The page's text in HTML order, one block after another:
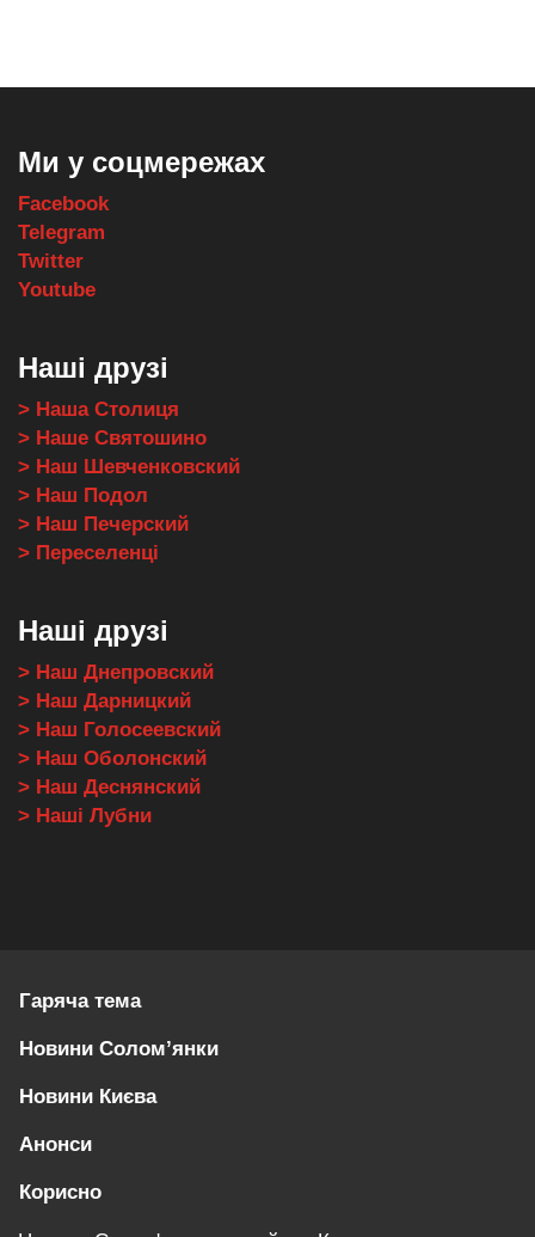
Ми у соцмережах
Facebook
Telegram
Twitter
Youtube
Наші друзі
> Наша Столиця
> Наше Святошино
> Наш Шевченковский
> Наш Подол
> Наш Печерский
> Переселенці
Наші друзі
> Наш Днепровский
> Наш Дарницкий
> Наш Голосеевский
> Наш Оболонский
> Наш Деснянский
> Наші Лубни
Гаряча тема
Новини Солом’янки
Новини Києва
Анонси
Корисно